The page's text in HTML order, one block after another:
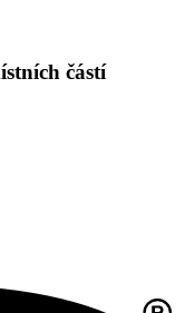
částí